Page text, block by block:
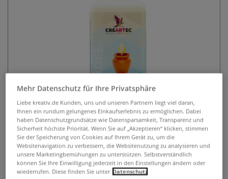
ARTIDEE® Tondicht
Mehr Datenschutz für Ihre Privatsphäre
Liebe kreativ.de Kunden, uns und unseren Partnern liegt viel daran,
Ihnen ein rundum gelungenes Einkaufserlebnis zu ermöglichen. Dabei
haben Datenschutzgrundsätze wie Datensparsamkeit, Transparenz und
Sicherheit höchste Priorität. Wenn Sie auf „Akzeptieren“ klicken, stimmen
Sie der Speicherung von Cookies auf Ihrem Gerät zu, um die
Websitenavigation zu verbessern, die Websitenutzung zu analysieren und
unsere Marketingbemühungen zu unterstützen. Selbstverständlich
können Sie Ihre Einwilligung jederzeit in den Einstellungen ändern oder
wiederrufen. Diese finden Sie unter Datenschutz